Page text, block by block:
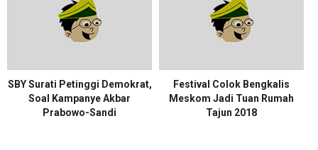
SBY Surati Petinggi Demokrat,
Soal Kampanye Akbar
Prabowo-Sandi
Festival Colok Bengkalis
Meskom Jadi Tuan Rumah
Tajun 2018